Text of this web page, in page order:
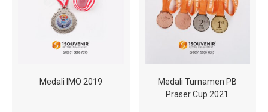
Medali IMO 2019
Medali Turnamen PB
Praser Cup 2021